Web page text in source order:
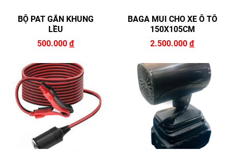
BỘ PAT GẮN KHUNG
LỀU
500.000 đ
BAGA MUI CHO XE Ô TÔ
150X105CM
2.500.000 đ